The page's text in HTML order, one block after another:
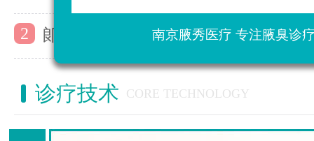
2 郞艺瑶主任受邀参加上海第七届全
诊疗技术 CORE TECHNOLOGY
南京腋秀医疗 专注腋臭诊